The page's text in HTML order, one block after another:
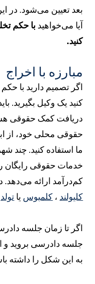
بعد تعیین می‌شود. در این
آیا می‌خواهیدبا حکم تخلیه
کنید.
مبارزه با اخراج
اگر تصمیم دارید با حکم
کنید یک وکیل بگیرید. باید
دریافت کمک حقوقی هستید
حقوقی محلی خود، از
ما استفاده کنید. چند شهر
خدمات حقوقی رایگان را
کم‌درآمد ارائه می‌دهد.
کلیولند،کلمبوسیا تولدو
اگر تا زمان جلسه دادرسی
جلسه دادرسی بروید و از
به این شکل را داشته